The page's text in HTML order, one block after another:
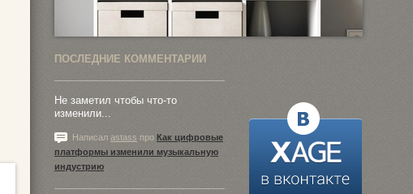
ПОСЛЕДНИЕ КОММЕНТАРИИ
Не заметил чтобы что-то
изменили...
Написал astass про Как цифровые
платформы изменили музыкальную
индустрию